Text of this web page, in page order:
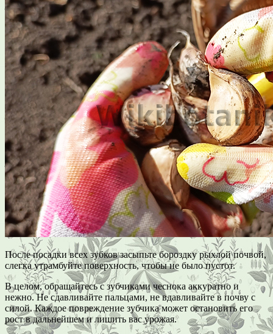
После посадки всех зубков засыпьте бороздку рыхлой почвой,
слегка утрамбуйте поверхность, чтобы не было пустот.
В целом, обращайтесь с зубчиками чеснока аккуратно и
нежно. Не сдавливайте пальцами, не вдавливайте в почву с
силой. Каждое повреждение зубчика может остановить его
рост в дальнейшем и лишить вас урожая.